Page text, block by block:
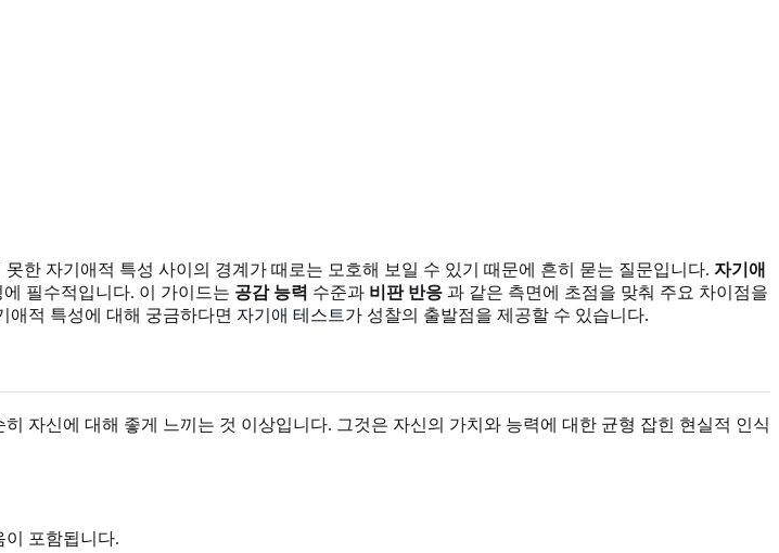
한 자기애적 특성 사이의 경계가 때로는 모호해 보일 수 있기 때문에 흔히 묻는 질문입니다. 자기애
필수적입니다. 이 가이드는 공감 능력 수준과 비판 반응 과 같은 측면에 초점을 맞춰 주요 차이점을
애적 특성에 대해 궁금하다면 자기애 테스트가 성찰의 출발점을 제공할 수 있습니다.
자신에 대해 좋게 느끼는 것 이상입니다. 그것은 자신의 가치와 능력에 대한 균형 잡힌 현실적 인식
이 포함됩니다.